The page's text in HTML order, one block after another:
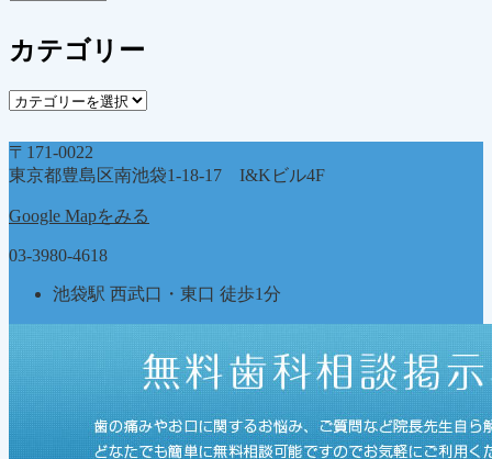
カ
イ
カテゴリー
カ
ゴ
リ
〒171-0022
東京都豊島区南池袋1-18-17 I&Kビル4F
Google Mapをみる
03-3980-4618
池袋駅 西武口・東口 徒歩1分